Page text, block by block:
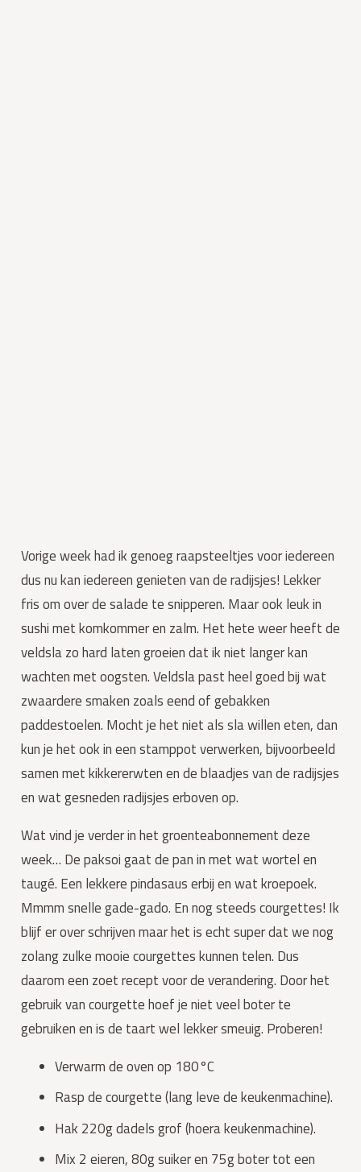
Vorige week had ik genoeg raapsteeltjes voor iedereen
dus nu kan iedereen genieten van de radijsjes! Lekker
fris om over de salade te snipperen. Maar ook leuk in
sushi met komkommer en zalm. Het hete weer heeft de
veldsla zo hard laten groeien dat ik niet langer kan
wachten met oogsten. Veldsla past heel goed bij wat
zwaardere smaken zoals eend of gebakken
paddestoelen. Mocht je het niet als sla willen eten, dan
kun je het ook in een stamppot verwerken, bijvoorbeeld
samen met kikkererwten en de blaadjes van de radijsjes
en wat gesneden radijsjes erboven op.
Wat vind je verder in het groenteabonnement deze
week… De paksoi gaat de pan in met wat wortel en
taugé. Een lekkere pindasaus erbij en wat kroepoek.
Mmmm snelle gade-gado. En nog steeds courgettes! Ik
blijf er over schrijven maar het is echt super dat we nog
zolang zulke mooie courgettes kunnen telen. Dus
daarom een zoet recept voor de verandering. Door het
gebruik van courgette hoef je niet veel boter te
gebruiken en is de taart wel lekker smeuig. Proberen!
Verwarm de oven op 180°C
Rasp de courgette (lang leve de keukenmachine).
Hak 220g dadels grof (hoera keukenmachine).
Mix 2 eieren, 80g suiker en 75g boter tot een